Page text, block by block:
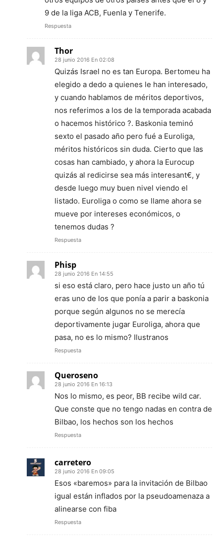
9 de la liga ACB, Fuenla y Tenerife.
Respuesta
Thor
28 junio 2016 En 02:08
Quizás Israel no es tan Europa. Bertomeu ha
elegido a dedo a quienes le han interesado,
y cuando hablamos de méritos deportivos,
nos referimos a los de la temporada acabada
o hacemos histórico ?. Baskonia teminó
sexto el pasado año pero fué a Euroliga,
méritos históricos sin duda. Cierto que las
cosas han cambiado, y ahora la Eurocup
quizás al redicirse sea más interesant€, y
desde luego muy buen nivel viendo el
listado. Euroliga o como se llame ahora se
mueve por intereses económicos, o
tenemos dudas ?
Respuesta
Phisp
28 junio 2016 En 14:55
si eso está claro, pero hace justo un año tú
eras uno de los que ponía a parir a baskonia
porque según algunos no se merecía
deportivamente jugar Euroliga, ahora que
pasa, no es lo mismo? Ilustranos
Respuesta
Queroseno
28 junio 2016 En 16:13
Nos lo mismo, es peor, BB recibe wild car.
Que conste que no tengo nadas en contra de
Bilbao, los hechos son los hechos
Respuesta
carretero
28 junio 2016 En 09:05
Esos «baremos» para la invitación de Bilbao
igual están inflados por la pseudoamenaza a
alinearse con fiba
Respuesta